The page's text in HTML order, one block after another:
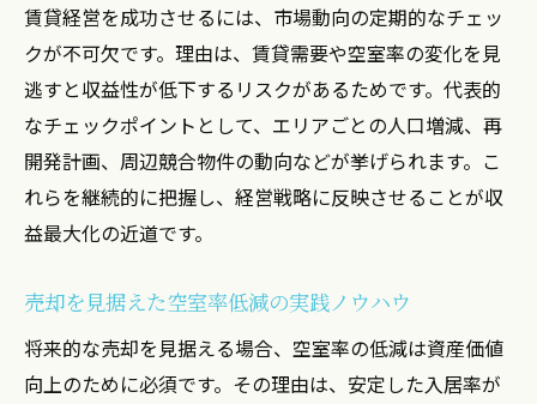
賃貸経営を成功させるには、市場動向の定期的なチェッ
クが不可欠です。理由は、賃貸需要や空室率の変化を見
逃すと収益性が低下するリスクがあるためです。代表的
なチェックポイントとして、エリアごとの人口増減、再
開発計画、周辺競合物件の動向などが挙げられます。こ
れらを継続的に把握し、経営戦略に反映させることが収
益最大化の近道です。
売却を見据えた空室率低減の実践ノウハウ
将来的な売却を見据える場合、空室率の低減は資産価値
向上のために必須です。その理由は、安定した入居率が